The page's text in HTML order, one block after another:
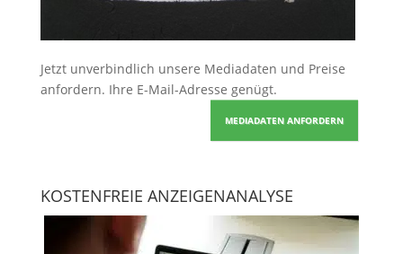
Jetzt unverbindlich unsere Mediadaten und Preise
anfordern. Ihre E-Mail-Adresse genügt.
MEDIADATEN ANFORDERN
KOSTENFREIE ANZEIGENANALYSE